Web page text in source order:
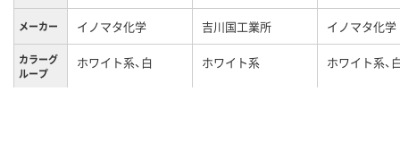
メーカー イノマタ化学 吉川国工業所 イノマタ化学
カラーグ
ループ
ホワイト系、白 ホワイト系 ホワイト系、